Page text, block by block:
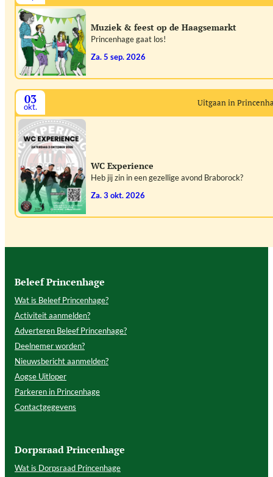
Muziek & feest op de Haagsemarkt
Princenhage gaat los!
za. 5 sep. 2026
03
okt. Uitgaan in
WC Experience
Heb jij zin in een gezellige avond Braborock?
za. 3 okt. 2026
Beleef Princenhage
Wat is Beleef Princenhage?
Activiteit aanmelden?
Adverteren Beleef Princenhage?
Deelnemer worden?
Nieuwsbericht aanmelden?
Aogse Uitloper
Parkeren in Princenhage
Contactgegevens
Dorpsraad Princenhage
Wat is Dorpsraad Princenhage